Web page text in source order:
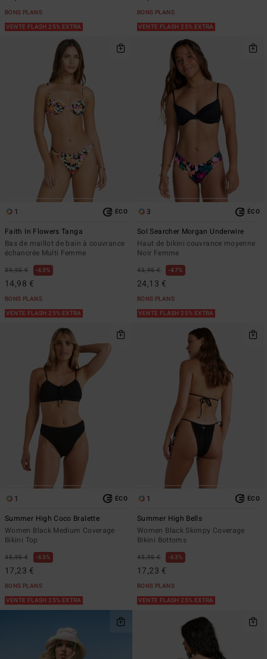
BONS PLANS
VENTE FLASH 25% EXTRA
BONS PLANS
VENTE FLASH 25% EXTRA
1 ÉCO
Faith In Flowers Tanga
Bas de maillot de bain à couvrance
échancrée Multi Femme
39,95 € 63%
14,98 €
BONS PLANS
VENTE FLASH 25% EXTRA
3 ÉCO
Sol Searcher Morgan Underwire
Haut de bikini couvrance moyenne
Noir Femme
45,95 € 47%
24,13 €
BONS PLANS
VENTE FLASH 25% EXTRA
1 ÉCO
Summer High Coco Bralette
Women Black Medium Coverage
Bikini Top
45,95 € 63%
17,23 €
BONS PLANS
VENTE FLASH 25% EXTRA
1 ÉCO
Summer High Bells
Women Black Skimpy Coverage
Bikini Bottoms
45,95 € 63%
17,23 €
BONS PLANS
VENTE FLASH 25% EXTRA